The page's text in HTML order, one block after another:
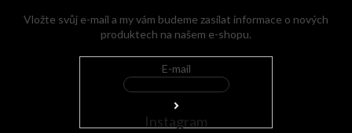
Vložte svůj e-mail a my vám budeme zasílat informace o nových
produktech na našem e-shopu.
E-mail
Instagram